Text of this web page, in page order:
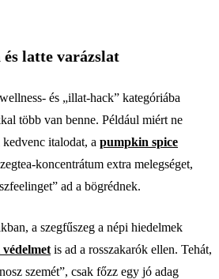
latte varázslat
és „illat-hack” kategóriába
több van benne. Például miért ne
italodat, a pumpkin spice
koncentrátum extra melegséget,
ad a bögrédnek.
a szegfűszeg a népi hiedelmek
is ad a rosszakarók ellen. Tehát,
szemét”, csak főzz egy jó adag